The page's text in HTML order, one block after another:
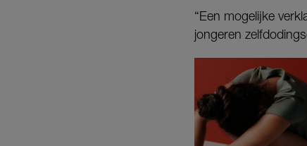
“Een mogelijke
jongeren